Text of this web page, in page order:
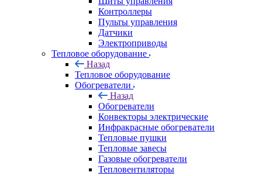
Контроллеры
Пульты управления
Датчики
Электроприводы
Тепловое оборудование
Назад
Тепловое оборудование
Обогреватели
Назад
Обогреватели
Конвекторы электрические
Инфракрасные обогреватели
Тепловые пушки
Тепловые завесы
Газовые обогреватели
Тепловентиляторы